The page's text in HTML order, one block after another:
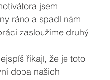
jsem
ráno a spadl nám
zasloužíme druhý
říkají, že je toto
doba našich